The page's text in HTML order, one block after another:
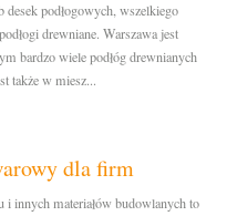
desek podłogowych, wszelkiego
drewniane. Warszawa jest
bardzo wiele podłóg drewnianych
także w miesz...
dla firm
i innych materiałów budowlanych to